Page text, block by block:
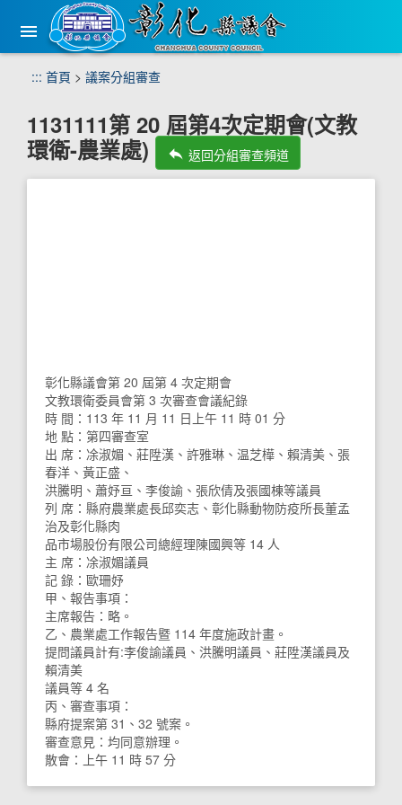
機
::: 首頁 > 議案分組審查
1131111第 20 屆第4次定期會(文教
環衛-農業處)
reply 返回分組審查頻道
彰化縣議會第 20 屆第 4 次定期會
文教環衛委員會第 3 次審查會議紀錄
時 間：113 年 11 月 11 日上午 11 時 01 分
地 點：第四審查室
出 席：凃淑媚、莊陞漢、許雅琳、温芝樺、賴清美、張
春洋、黃正盛、
洪騰明、蕭妤亘、李俊諭、張欣倩及張國棟等議員
列 席：縣府農業處長邱奕志、彰化縣動物防疫所長董孟
治及彰化縣肉
品市場股份有限公司總經理陳國興等 14 人
主 席：凃淑媚議員
記 錄：歐珊妤
甲、報告事項：
主席報告：略。
乙、農業處工作報告暨 114 年度施政計畫。
提問議員計有:李俊諭議員、洪騰明議員、莊陞漢議員及
賴清美
議員等 4 名
丙、審查事項：
縣府提案第 31、32 號案。
審查意見：均同意辦理。
散會：上午 11 時 57 分